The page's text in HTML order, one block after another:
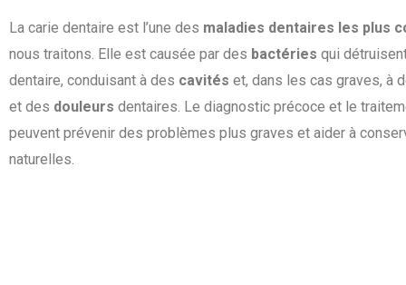
La carie dentaire est l’une des maladies dentaires les plus
nous traitons. Elle est causée par des bactéries qui
dentaire, conduisant à des cavités et, dans les cas graves, à
et des douleurs dentaires. Le diagnostic précoce et le
peuvent prévenir des problèmes plus graves et aider à
naturelles.